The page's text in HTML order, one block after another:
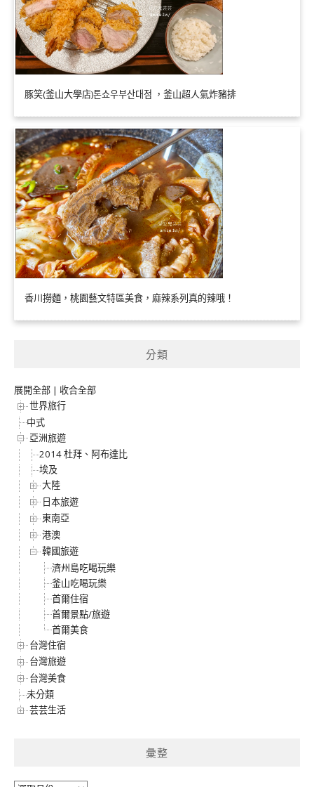
豚笑(釜山大學店)톤쇼우부산대점 ，釜山超人氣炸豬排
香川撈麵，桃園藝文特區美食，麻辣系列真的辣哦！
分類
展開全部 | 收合全部
世界旅行
中式
亞洲旅遊
2014 杜拜、阿布達比
埃及
大陸
日本旅遊
東南亞
港澳
韓國旅遊
濟州島吃喝玩樂
釜山吃喝玩樂
首爾住宿
首爾景點/旅遊
首爾美食
台灣住宿
台灣旅遊
台灣美食
未分類
芸芸生活
彙整